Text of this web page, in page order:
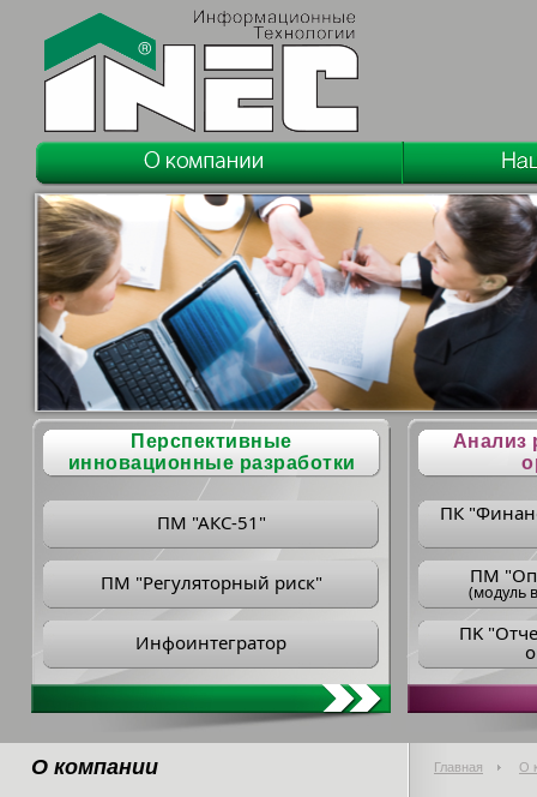
Перспективные
инновационные разработки
ПМ "АКС-51"
ПМ "Регуляторный риск"
Инфоинтегратор
Анализ
ПК
ПM
(модуль
ПK
О компании Главная О